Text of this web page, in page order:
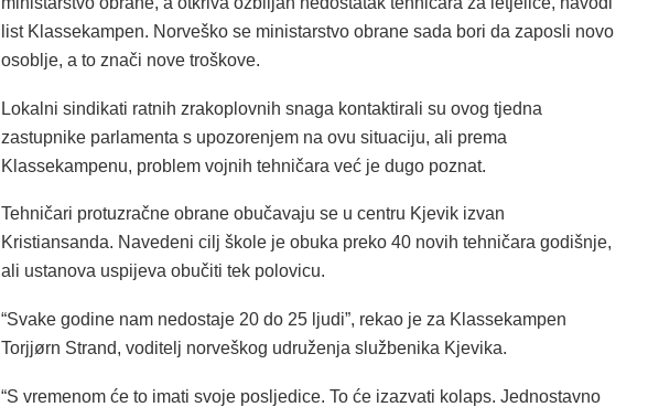
list Klassekampen. Norveško se ministarstvo obrane sada bori da zaposli novo
osoblje, a to znači nove troškove.
Lokalni sindikati ratnih zrakoplovnih snaga kontaktirali su ovog tjedna
zastupnike parlamenta s upozorenjem na ovu situaciju, ali prema
Klassekampenu, problem vojnih tehničara već je dugo poznat.
Tehničari protuzračne obrane obučavaju se u centru Kjevik izvan
Kristiansanda. Navedeni cilj škole je obuka preko 40 novih tehničara godišnje,
ali ustanova uspijeva obučiti tek polovicu.
“Svake godine nam nedostaje 20 do 25 ljudi”, rekao je za Klassekampen
Torjjørn Strand, voditelj norveškog udruženja službenika Kjevika.
“S vremenom će to imati svoje posljedice. To će izazvati kolaps. Jednostavno